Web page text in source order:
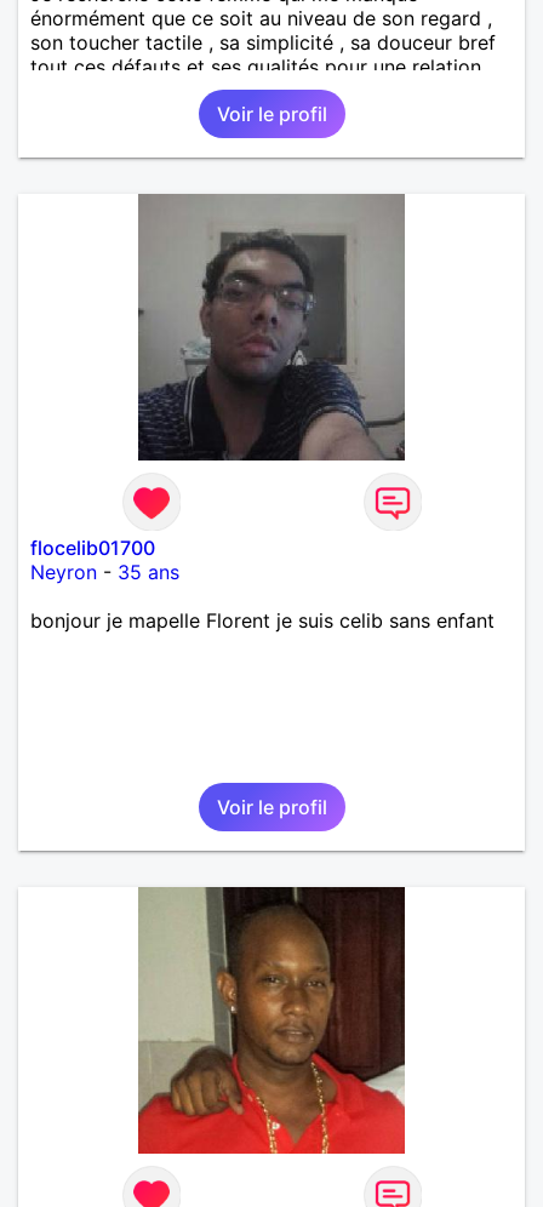
énormément que ce soit au niveau de son regard ,
son toucher tactile , sa simplicité , sa douceur bref
tout ces défauts et ses qualités pour une relation
Voir le profil
flocelib01700
Neyron - 35 ans
bonjour je mapelle Florent je suis celib sans enfant
Voir le profil